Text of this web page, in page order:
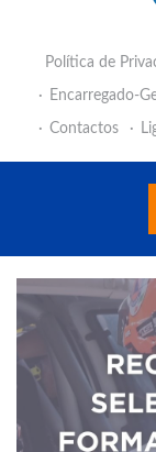
Política de
Encarregado-
Contactos